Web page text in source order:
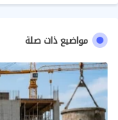
مواضيع ذات صلة